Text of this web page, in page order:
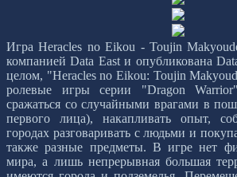
Игра Heracles no Eikou - Toujin
компанией Data East и опубликована
целом, "Heracles no Eikou: Toujin
ролевые игры серии "Dragon
сражаться со случайными врагами в
первого лица), накапливать опыт,
городах разговаривать с людьми и
также разные предметы. В игре нет
мира, а лишь непрерывная большая